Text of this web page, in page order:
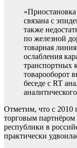
связана с
также
по железной
товарная
ослабления
транспортных
товарооборот
беседе с RT
Отметим, что с 2010
торговым партнёром
республики в
практически